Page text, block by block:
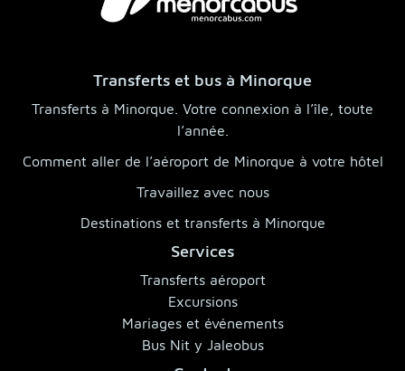
Transferts et bus à Minorque
Transferts à Minorque. Votre connexion à l’île, toute
l’année.
Comment aller de l’aéroport de Minorque à votre hôtel
Travaillez avec nous
Destinations et transferts à Minorque
Services
Transferts aéroport
Excursions
Mariages et événements
Bus Nit y Jaleobus